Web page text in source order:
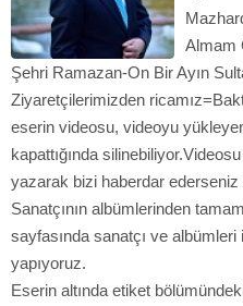
Almam
Şehri Ramazan-On Bir Ayın
Ziyaretçilerimizden
eserin videosu, videoyu
kapattığında
yazarak bizi haberdar ederseniz
Sanatçının albümlerinden
sayfasında sanatçı ve albümleri
yapıyoruz.
Eserin altında etiket